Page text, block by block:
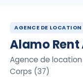
AGENCE DE
Alamo Rent
Agence de
Corps (37)